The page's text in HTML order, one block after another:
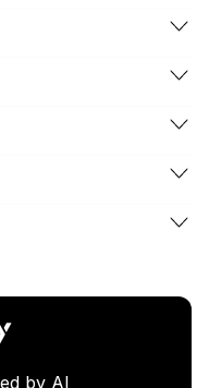
by AI